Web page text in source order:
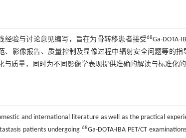
经验与讨论意见编写，旨在为骨转移患者接受68Ga-
、影像报告、质量控制及显像过程中辐射安全问题等的
与质量，同时为不同影像学表现提供准确的解读与标准化的
and international literature as well as the practical
patients undergoing 68Ga-DOTA-IBA PET/CT